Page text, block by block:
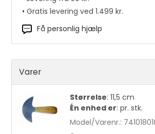
Kantskærer str. 1 pr. stk.
90,00 DKK
•Gratis levering ved 1.499 kr.
Få personlig hjælp
Varer
Størrelse: 11,5 cm
Én enhed er: pr. stk.
Model/Varenr.: